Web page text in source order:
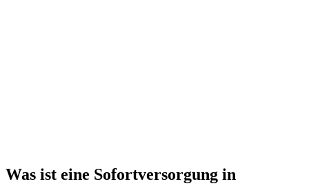
Was ist eine Sofortversorgung in